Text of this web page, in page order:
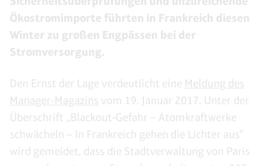
Ökostromimporte führten in Frankreich diesen
Winter zu großen Engpässen bei der
Stromversorgung.
Den Ernst der Lage verdeutlicht eine Meldung des
Manager-Magazins vom 19. Januar 2017. Unter der
Überschrift „Blackout-Gefahr – Atomkraftwerke
schwächeln – In Frankreich gehen die Lichter aus“
wird gemeldet, dass die Stadtverwaltung von Paris